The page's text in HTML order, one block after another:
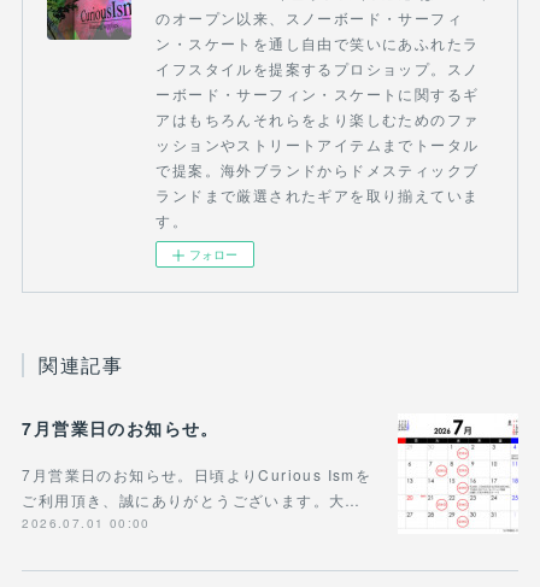
のオープン以来、スノーボード・サーフィ
ン・スケートを通し自由で笑いにあふれたラ
イフスタイルを提案するプロショップ。スノ
ーボード・サーフィン・スケートに関するギ
アはもちろんそれらをより楽しむためのファ
ッションやストリートアイテムまでトータル
で提案。海外ブランドからドメスティックブ
ランドまで厳選されたギアを取り揃えていま
す。
フォロー
関連記事
7月営業日のお知らせ。
7月営業日のお知らせ。日頃よりCurious Ismを
ご利用頂き、誠にありがとうございます。大…
2026.07.01 00:00